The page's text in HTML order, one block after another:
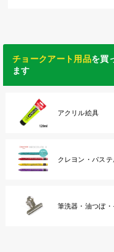
チョークアート用品を買
ます
アクリル絵具
クレヨン・パステ
筆洗器・油つぼ